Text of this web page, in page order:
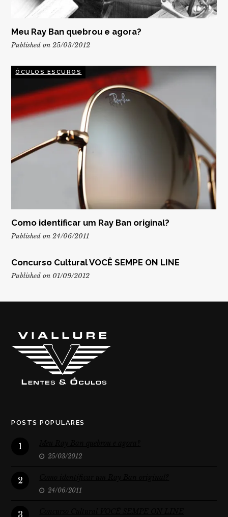
Meu Ray Ban quebrou e agora?
Published on 25/03/2012
ÓCULOS ESCUROS
Como identificar um Ray Ban original?
Published on 24/06/2011
Concurso Cultural VOCÊ SEMPE ON LINE
Published on 01/09/2012
POSTS POPULARES
1
25/03/2012
2
24/06/2011
3